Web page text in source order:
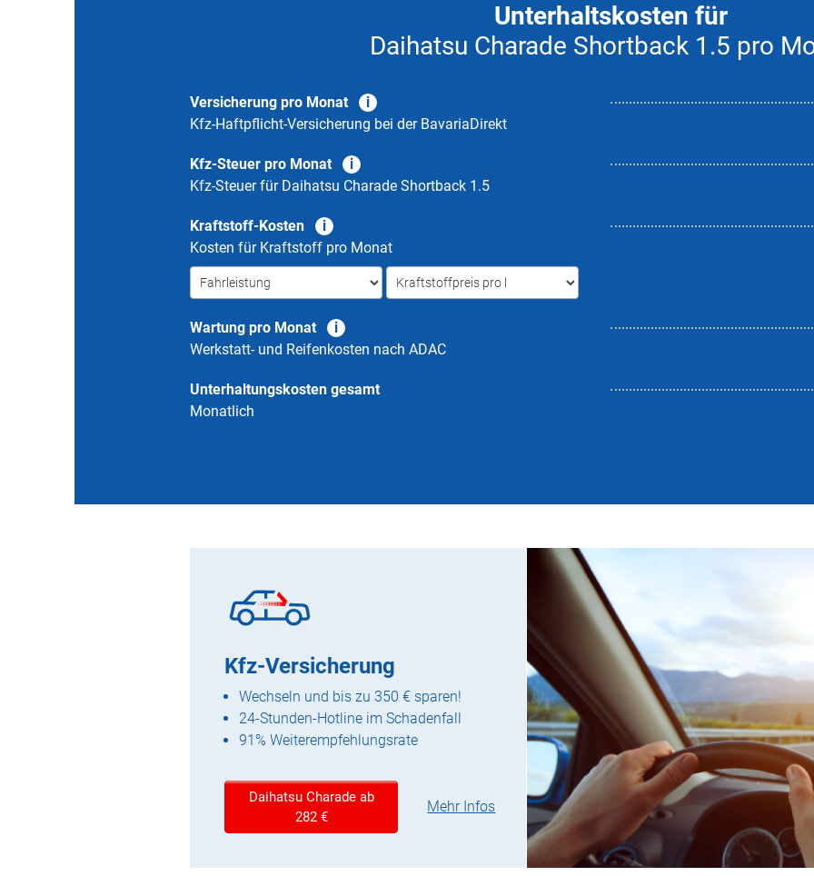
Unterhaltskosten für
Daihatsu Charade Shortback 1.5 pro
Versicherung pro Monat
Kfz-Haftpflicht-Versicherung bei der BavariaDirekt
Kfz-Steuer pro Monat
Kfz-Steuer für Daihatsu Charade Shortback 1.5
Kraftstoff-Kosten
Kosten für Kraftstoff pro Monat
Wartung pro Monat
Werkstatt- und Reifenkosten nach ADAC
Unterhaltungskosten gesamt
Monatlich
Kfz-Versicherung
Wechseln und bis zu 350 € sparen!
24-Stunden-Hotline im Schadenfall
91% Weiterempfehlungsrate
Daihatsu Charade ab
282 €
Mehr Infos